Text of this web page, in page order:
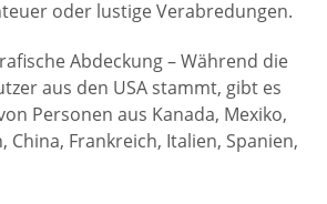
oder lustige Verabredungen.
Abdeckung – Während die
aus den USA stammt, gibt es
Personen aus Kanada, Mexiko,
China, Frankreich, Italien, Spanien,